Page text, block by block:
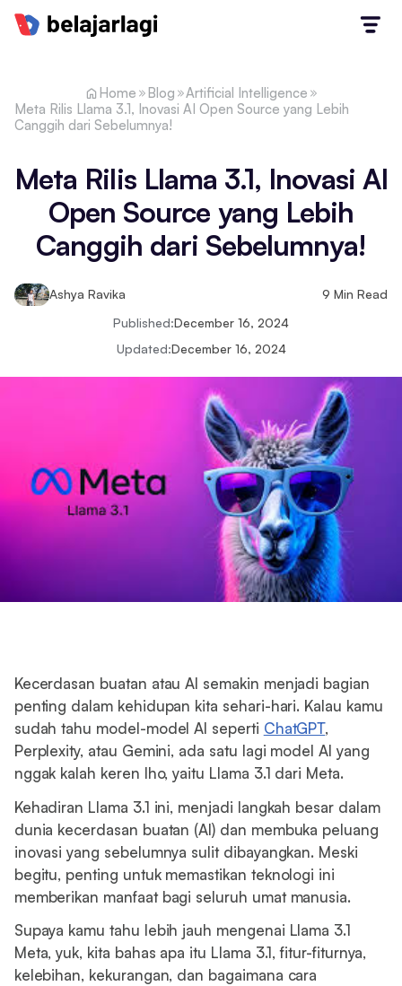
Home Blog
Artificial Intelligence
Meta Rilis Llama 3.1, Inovasi AI Open Source yang Lebih
Canggih dari Sebelumnya!
Meta Rilis Llama 3.1, Inovasi AI
Open Source yang Lebih
Canggih dari Sebelumnya!
Ashya Ravika 9 Min Read
Published:December 16, 2024
Updated:December 16, 2024
Kecerdasan buatan atau AI semakin menjadi bagian
penting dalam kehidupan kita sehari-hari. Kalau kamu
sudah tahu model-model AI seperti ChatGPT,
Perplexity, atau Gemini, ada satu lagi model AI yang
nggak kalah keren lho, yaitu Llama 3.1 dari Meta.
Kehadiran Llama 3.1 ini, menjadi langkah besar dalam
dunia kecerdasan buatan (AI) dan membuka peluang
inovasi yang sebelumnya sulit dibayangkan. Meski
begitu, penting untuk memastikan teknologi ini
memberikan manfaat bagi seluruh umat manusia.
Supaya kamu tahu lebih jauh mengenai Llama 3.1
Meta, yuk, kita bahas apa itu Llama 3.1, fitur-fiturnya,
kelebihan, kekurangan, dan bagaimana cara